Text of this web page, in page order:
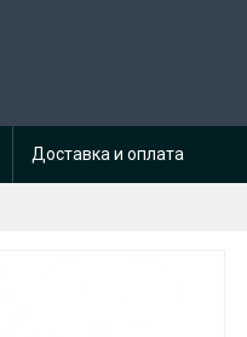
Доставка и оплата